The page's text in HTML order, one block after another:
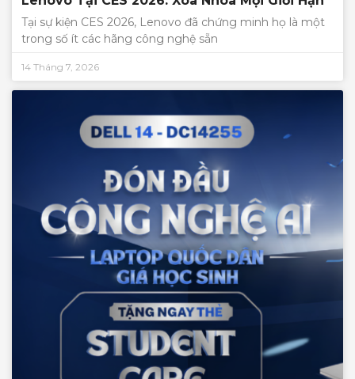
Tại sự kiện CES 2026, Lenovo đã chứng minh họ là một
trong số ít các hãng công nghệ sẵn
14 Tháng 7, 2026